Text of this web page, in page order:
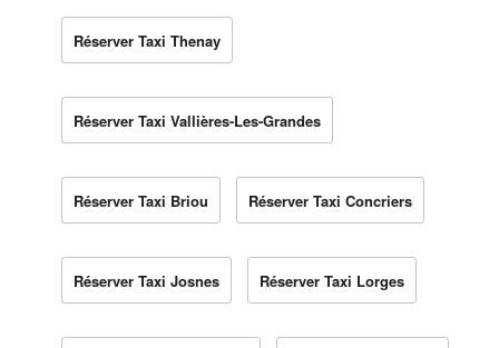
Réserver Taxi Thenay
Réserver Taxi Vallières-Les-Grandes
Réserver Taxi Briou Réserver Taxi Concriers
Réserver Taxi Josnes Réserver Taxi Lorges